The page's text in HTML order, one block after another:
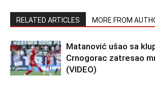
RELATED ARTICLES MORE FROM
Matanović ušao sa
Crnogorac zatresao
(VIDEO)